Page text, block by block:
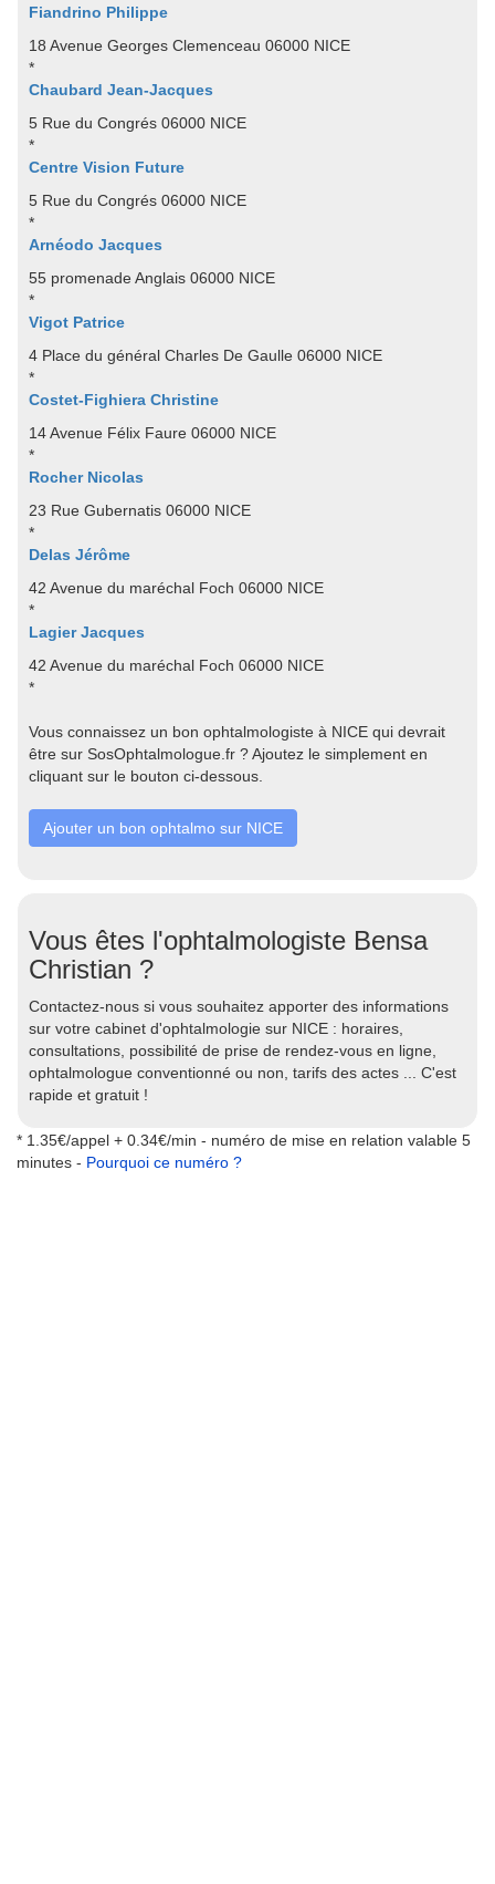
Fiandrino Philippe
18 Avenue Georges Clemenceau 06000 NICE
*
Chaubard Jean-Jacques
5 Rue du Congrés 06000 NICE
*
Centre Vision Future
5 Rue du Congrés 06000 NICE
*
Arnéodo Jacques
55 promenade Anglais 06000 NICE
*
Vigot Patrice
4 Place du général Charles De Gaulle 06000 NICE
*
Costet-Fighiera Christine
14 Avenue Félix Faure 06000 NICE
*
Rocher Nicolas
23 Rue Gubernatis 06000 NICE
*
Delas Jérôme
42 Avenue du maréchal Foch 06000 NICE
*
Lagier Jacques
42 Avenue du maréchal Foch 06000 NICE
*
Vous connaissez un bon ophtalmologiste à NICE qui devrait
être sur SosOphtalmologue.fr ? Ajoutez le simplement en
cliquant sur le bouton ci-dessous.
Ajouter un bon ophtalmo sur NICE
Vous êtes l'ophtalmologiste Bensa
Christian ?
Contactez-nous si vous souhaitez apporter des informations
sur votre cabinet d'ophtalmologie sur NICE : horaires,
consultations, possibilité de prise de rendez-vous en ligne,
ophtalmologue conventionné ou non, tarifs des actes ... C'est
rapide et gratuit !
* 1.35€/appel + 0.34€/min - numéro de mise en relation valable 5
minutes - Pourquoi ce numéro ?